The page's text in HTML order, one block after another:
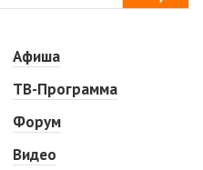
Афиша
ТВ-Программа
Форум
Видео